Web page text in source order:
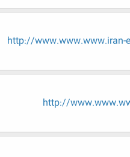
http://www.www.www.iran-
http://